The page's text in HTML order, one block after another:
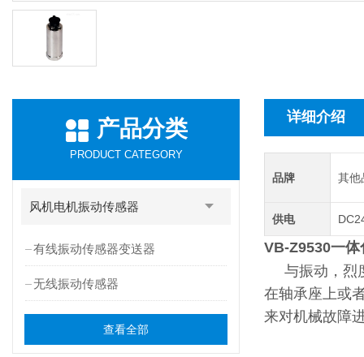
产品分类
PRODUCT CATEGORY
风机电机振动传感器
有线振动传感器变送器
无线振动传感器
查看全部
详细介绍
品牌 其他
供电
VB-Z9530一
与振动，烈
在轴承座上或
来对机械故障